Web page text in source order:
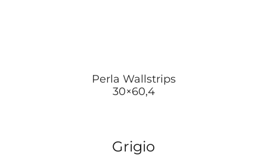
Perla Wallstrips
30×60,4
Grigio